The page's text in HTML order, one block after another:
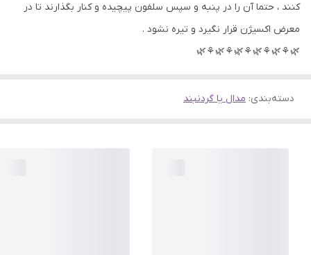
کنند ، حتما آن را در پنبه و سپس سلفون پیچیده و کنار بگذارند تا در
معرض اکسیژن قرار نگیرد و تیره نشود .
🌿⚘🌿⚘🌿⚘🌿⚘🌿⚘🌿
دسته‌بندی: مدال یا گردنبند